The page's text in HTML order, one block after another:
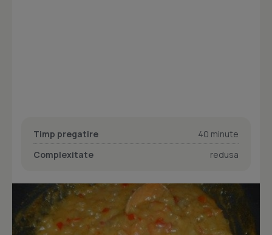
Timp pregatire
40 minute
Complexitate
redusa